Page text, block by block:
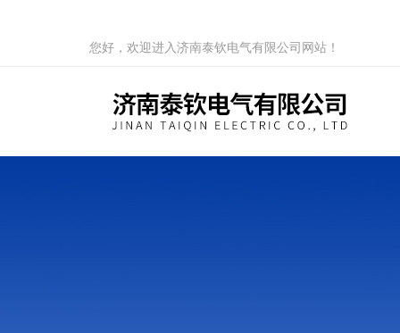
您好，欢迎进入济南泰钦电气有限公司网站！